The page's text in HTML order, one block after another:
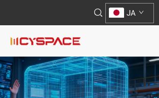
JA